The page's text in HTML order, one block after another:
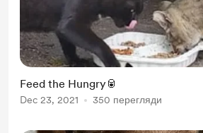
Feed the Hungry🥫
Dec 23, 2021 350 перегляди